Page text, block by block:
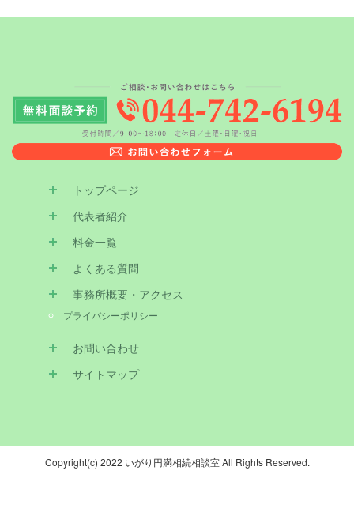
トップページ
代表者紹介
料金一覧
よくある質問
事務所概要・アクセス
プライバシーポリシー
お問い合わせ
サイトマップ
Copyright(c) 2022 いがり円満相続相談室 All Rights Reserved.